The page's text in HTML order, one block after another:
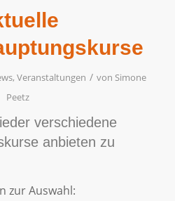
,Veranstaltungen / von Simone
Peetz
verschiedene
anbieten zu
zur Auswahl: